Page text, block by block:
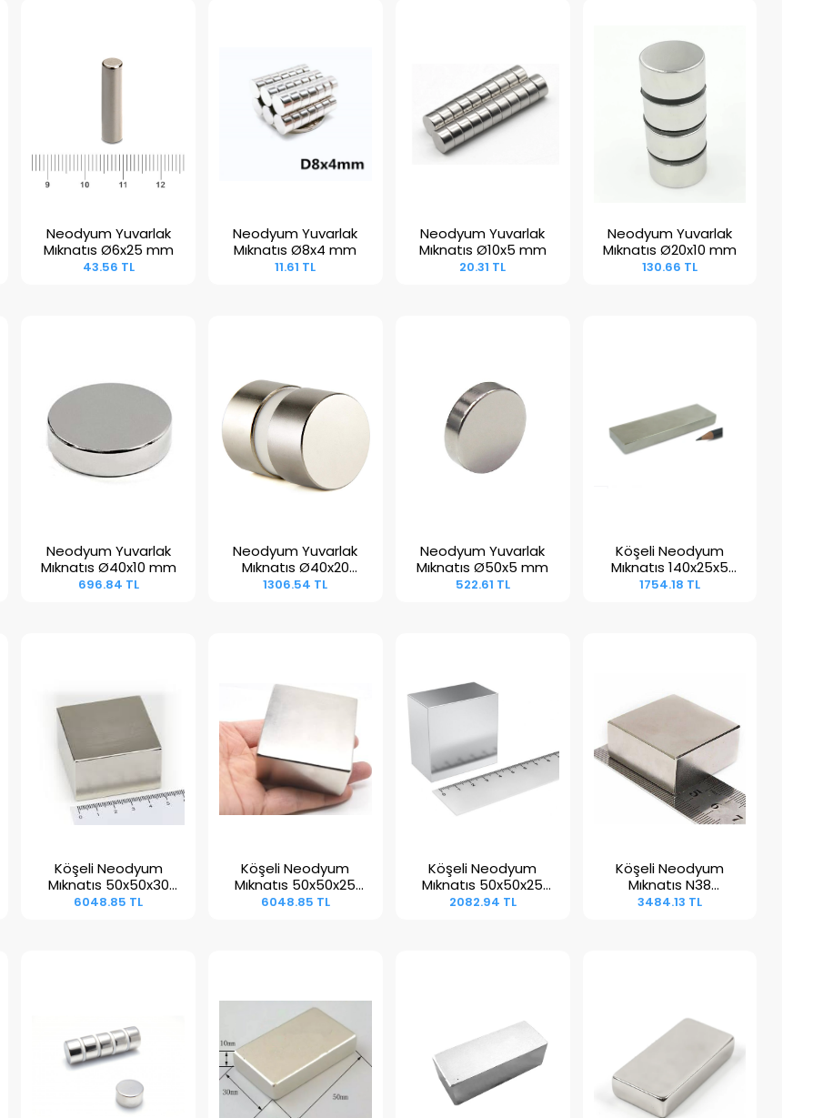
Sepete Ekle
Neodyum Yuvarlak
Mıknatıs Ø6x25 mm
43.56 TL
Sepete Ekle
Neodyum Yuvarlak
Mıknatıs Ø8x4 mm
11.61 TL
Sepete Ekle
Neodyum Yuvarlak
Mıknatıs Ø10x5 mm
20.31 TL
Sepete Ekle
Neodyum Yuvarlak
Mıknatıs Ø20x10 mm
130.66 TL
Sepete Ekle
Neodyum Yuvarlak
Mıknatıs Ø40x10 mm
696.84 TL
Sepete Ekle
Neodyum Yuvarlak
Mıknatıs Ø40x20
mm
1306.54 TL
Sepete Ekle
Neodyum Yuvarlak
Mıknatıs Ø50x5 mm
522.61 TL
Sepete Ekle
Köşeli Neodyum
Mıknatıs 140x25x5
mm
1754.18 TL
Sepete Ekle
Köşeli Neodyum
Mıknatıs 50x50x30
mm N38
6048.85 TL
Sepete Ekle
Köşeli Neodyum
Mıknatıs 50x50x25
mm N45
6048.85 TL
Sepete Ekle
Köşeli Neodyum
Mıknatıs 50x50x25
mm
2082.94 TL
Sepete Ekle
Köşeli Neodyum
Mıknatıs N38
50x50x20 mm
3484.13 TL